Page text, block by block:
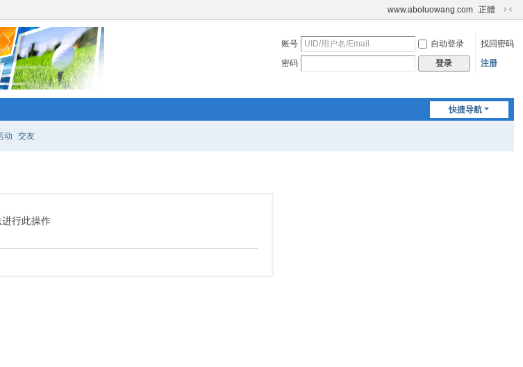
www.aboluowang.com 正體
切
到
账号 自动登录
找回密码
密码
登录 注册
快捷导航
动 交友
行此操作